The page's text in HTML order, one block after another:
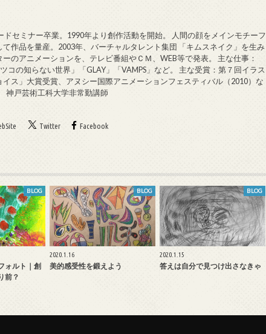
ドセミナー卒業。1990年より創作活動を開始。 人間の顔をメインモチーフ
作品を量産。2003年、バーチャルタレント集団 「キムスネイク」を生み
のアニメーションを、テレビ番組やＣＭ、WEB等で発表。 主な仕事：
コの知らない世界」「GLAY」「VAMPS」など。 主な受賞：第７回イラス
イス」大賞受賞、アヌシー国際アニメーションフェスティバル（2010）な
神戸芸術工科大学非常勤講師
Twitter Facebook
BLOG
ォルト｜創
前？
BLOG
2020.1.16
美的感受性を鍛えよう
BLOG
2020.1.15
答えは自分で見つけ出さなきゃ